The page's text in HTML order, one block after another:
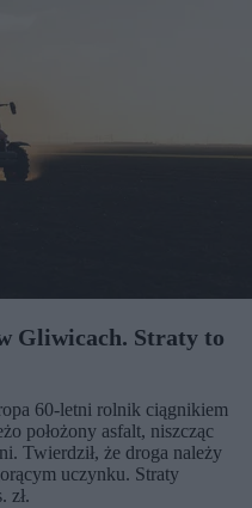
Gliwicach. Straty to
60-letni rolnik ciągnikiem
położony asfalt, niszcząc
Twierdził, że droga należy
uczynku. Straty
zł.